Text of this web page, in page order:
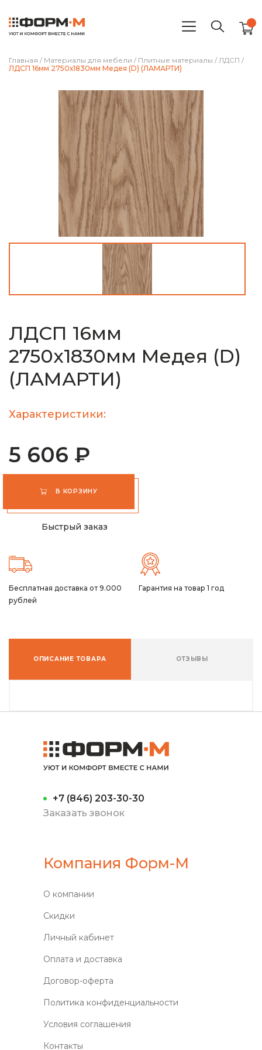
Главная / Материалы для мебели / Плитные материалы / ЛДСП /
ЛДСП 16мм 2750х1830мм Медея (D) (ЛАМАРТИ)
ЛДСП 16мм
2750х1830мм Медея (D)
(ЛАМАРТИ)
Характеристики:
5 606 ₽
В КОРЗИНУ
Быстрый заказ
Бесплатная доставка от 9.000
рублей
Гарантия на товар 1 год
ОПИСАНИЕ ТОВАРА ОТЗЫВЫ
+7 (846) 203-30-30
Заказать звонок
Компания Форм-М
О компании
Скидки
Личный кабинет
Оплата и доставка
Договор-оферта
Политика конфиденциальности
Условия соглашения
Контакты